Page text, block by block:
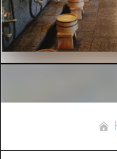
อ
ก
ช้
กี
ส
บ
อ
บิ
เ
ข้อ
ข้อมู
ร
เ